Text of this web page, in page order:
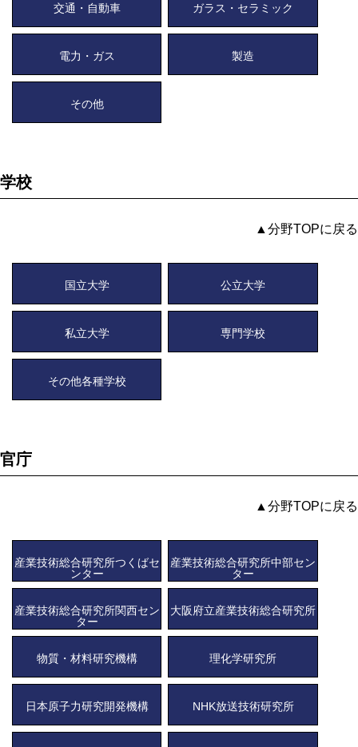
交通・自動車 ガラス・セラミック
電力・ガス 製造
その他
学校
▲分野TOPに戻る
国立大学 公立大学
私立大学 専門学校
その他各種学校
官庁
▲分野TOPに戻る
産業技術総合研究所つくばセ
ンター
産業技術総合研究所中部セン
ター
産業技術総合研究所関西セン
ター
大阪府立産業技術総合研究所
物質・材料研究機構 理化学研究所
日本原子力研究開発機構 NHK放送技術研究所